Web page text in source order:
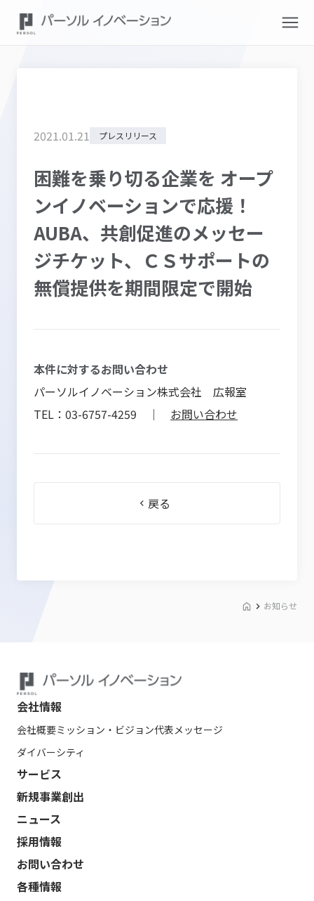
2021.01.21 プレスリリース
困難を乗り切る企業を オープ
ンイノベーションで応援！
AUBA、共創促進のメッセー
ジチケット、ＣＳサポートの
無償提供を期間限定で開始
本件に対するお問い合わせ
パーソルイノベーション株式会社 広報室
TEL：03-6757-4259 ｜ お問い合わせ
戻る
お知らせ
会社情報
会社概要ミッション・ビジョン代表メッセージ
ダイバーシティ
サービス
新規事業創出
ニュース
採用情報
お問い合わせ
各種情報